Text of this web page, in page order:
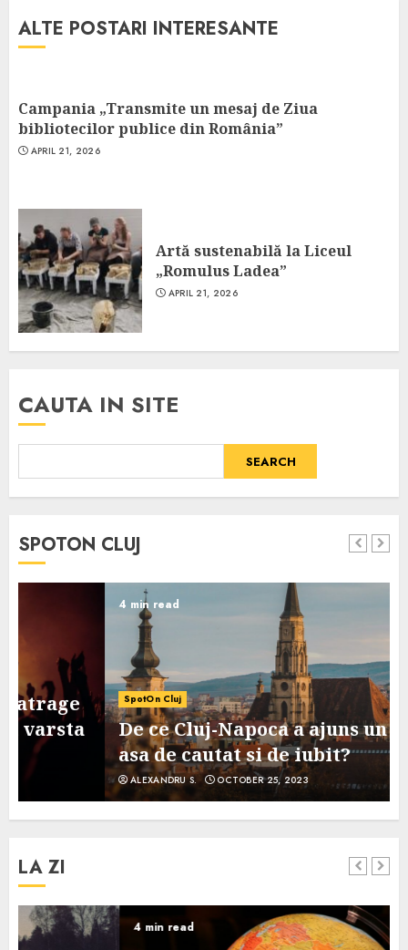
ALTE POSTARI INTERESANTE
Campania „Transmite un mesaj de Ziua
bibliotecilor publice din România”
APRIL 21, 2026
Artă sustenabilă la Liceul
„Romulus Ladea”
APRIL 21, 2026
CAUTA IN SITE
SEARCH
SPOTON CLUJ
SpotOn Cluj
De ce Cluj-Napoca a ajuns un oras
asa de cautat si de iubit?
ALEXANDRU S. OCTOBER 25, 2023
LA ZI
4 min read